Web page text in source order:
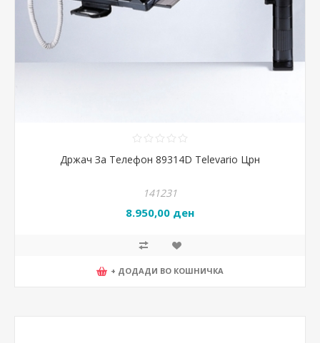
Држач За Телефон 89314D Televario Црн
141231
8.950,00 ден
+ ДОДАДИ ВО КОШНИЧКА